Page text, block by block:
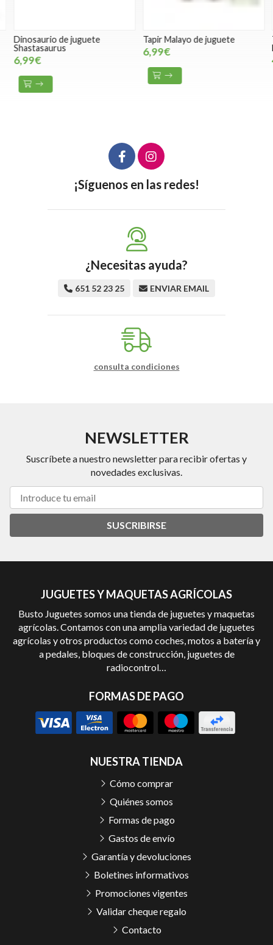
Dinosaurio de juguete
Shastasaurus
6,99€
Tapir Malayo de juguete
6,99€
¡Síguenos en las redes!
¿Necesitas ayuda?
651 52 23 25 ENVIAR EMAIL
consulta condiciones
NEWSLETTER
Suscríbete a nuestro newsletter para recibir ofertas y
novedades exclusivas.
SUSCRIBIRSE
JUGUETES Y MAQUETAS AGRÍCOLAS
Busto Juguetes somos una tienda de juguetes y maquetas
agrícolas. Contamos con una amplia variedad de juguetes
agrícolas y otros productos como coches, motos a batería y
a pedales, bloques de construcción, juguetes de
radiocontrol…
FORMAS DE PAGO
NUESTRA TIENDA
Cómo comprar
Quiénes somos
Formas de pago
Gastos de envío
Garantía y devoluciones
Boletines informativos
Promociones vigentes
Validar cheque regalo
Contacto